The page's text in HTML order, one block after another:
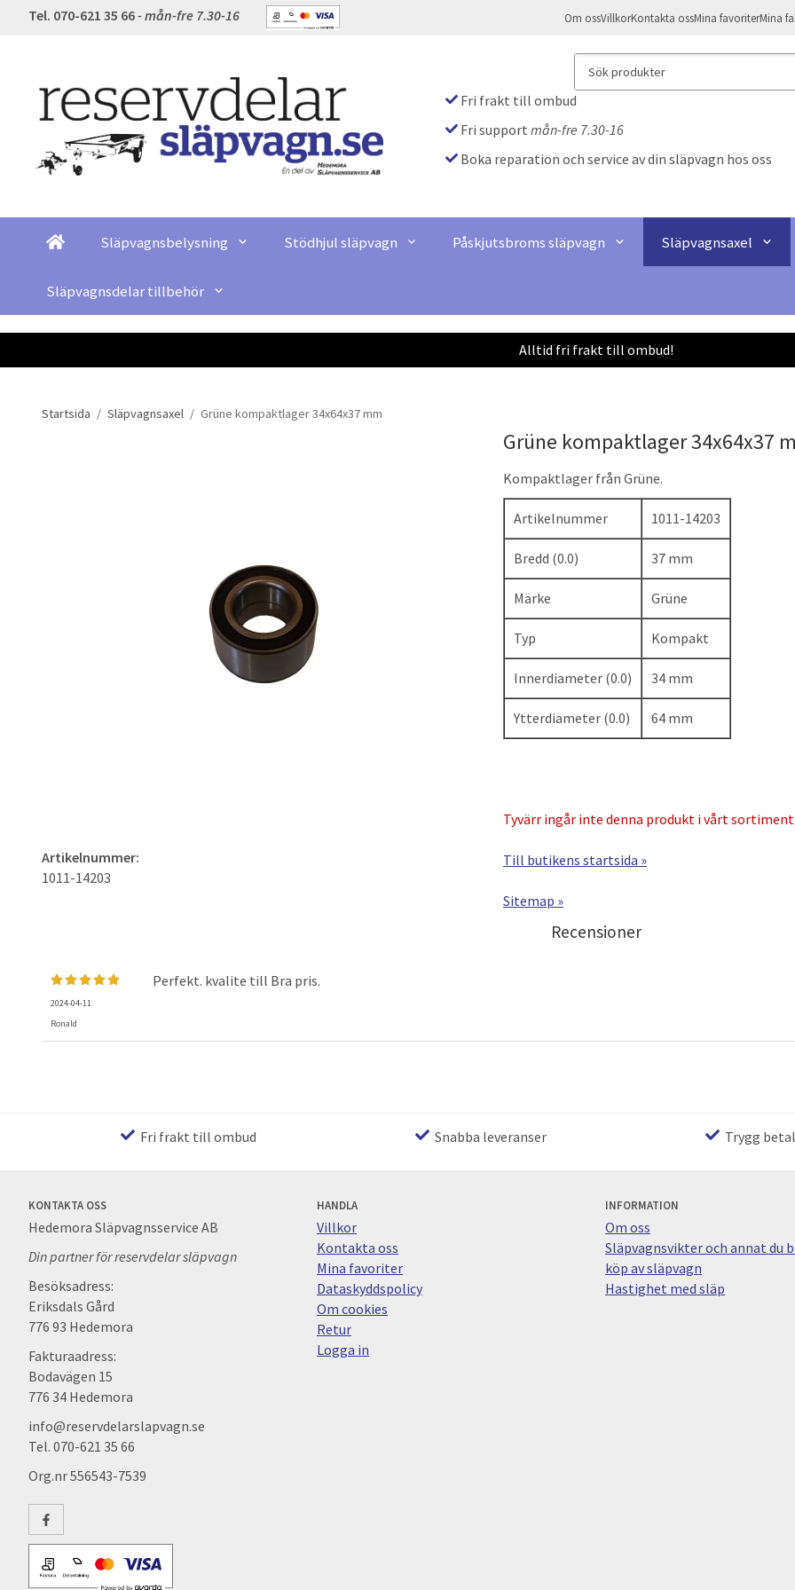
Tel. 070-621 35 66- mån-fre 7.30-16 Om ossVillkorKontakta ossMina favoriterMina
Fri frakt till ombud
Fri support mån-fre 7.30-16
Boka reparation och service av din släpvagn hos oss
Släpvagnsbelysning Stödhjul släpvagn Påskjutsbroms släpvagn Släpvagnsaxel
Släpvagnsdelar tillbehör
Alltid fri frakt till ombud!
Startsida / Släpvagnsaxel / Grüne kompaktlager 34x64x37 mm
Grüne kompaktlager 34x64x37
Kompaktlager från Grüne.
Artikelnummer 1011-14203
Bredd (0.0) 37 mm
Märke Grüne
Typ Kompakt
Innerdiameter (0.0) 34 mm
Ytterdiameter (0.0) 64 mm
Tyvärr ingår inte denna produkt i vårt
Till butikens startsida »
Sitemap »
Artikelnummer:
1011-14203
Recensioner
2024-04-11
Ronald
Perfekt. kvalite till Bra pris.
Fri frakt till ombud Snabba leveranser Trygg
KONTAKTA OSS
Hedemora Släpvagnsservice AB
Din partner för reservdelar släpvagn
Besöksadress:
Eriksdals Gård
776 93 Hedemora
Fakturaadress:
Bodavägen 15
776 34 Hedemora
info@reservdelarslapvagn.se
Tel. 070-621 35 66
Org.nr 556543-7539
HANDLA
Villkor
Kontakta oss
Mina favoriter
Dataskyddspolicy
Om cookies
Retur
Logga in
INFORMATION
Om oss
Släpvagnsvikter och annat du
köp av släpvagn
Hastighet med släp